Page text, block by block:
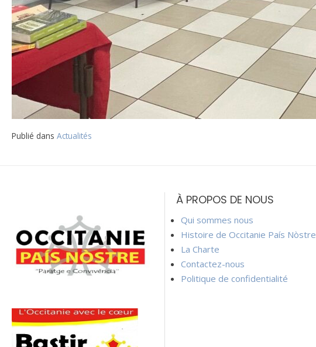
Publié dans Actualités
l’article
À PROPOS DE NOUS
Qui sommes nous
Histoire de Occitanie País Nòstre
La Charte
Contactez-nous
Politique de confidentialité